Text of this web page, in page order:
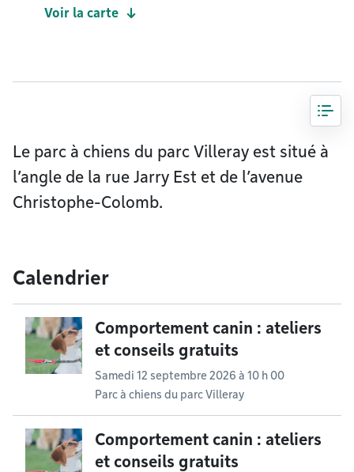
Voir la carte
Le parc à chiens du parc Villeray est situé à
l’angle de la rue Jarry Est et de l’avenue
Christophe-Colomb.
Calendrier
Comportement canin : ateliers
et conseils gratuits
Samedi 12 septembre 2026 à 10 h 00
Parc à chiens du parc Villeray
Comportement canin : ateliers
et conseils gratuits